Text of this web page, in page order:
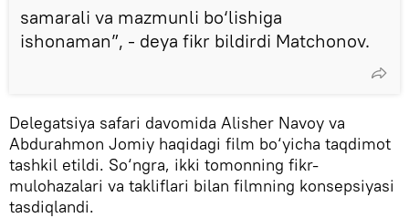
samarali va mazmunli bo‘lishiga
ishonaman”, - deya fikr bildirdi Matchonov.
Delegatsiya safari davomida Alisher Navoy va
Abdurahmon Jomiy haqidagi film bo‘yicha taqdimot
tashkil etildi. So‘ngra, ikki tomonning fikr-
mulohazalari va takliflari bilan filmning konsepsiyasi
tasdiqlandi.